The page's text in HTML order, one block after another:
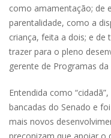
como amamentação; de
parentalidade, como a
criança, feita a dois; e
trazer para o pleno
gerente de Programas da
Entendida como
bancadas do Senado e
mais novos